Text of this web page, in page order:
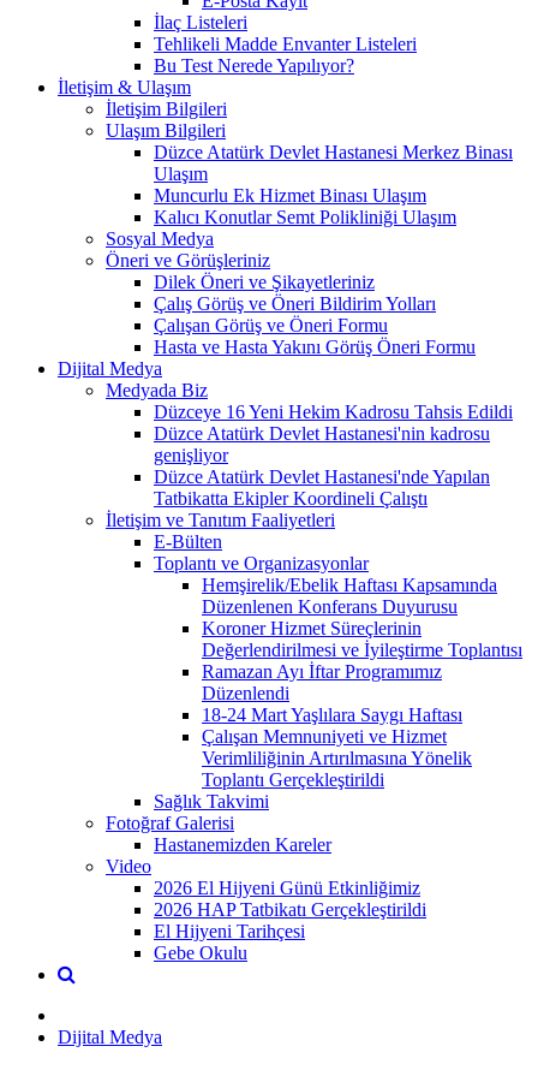
İlaç Listeleri
Tehlikeli Madde Envanter Listeleri
Bu Test Nerede Yapılıyor?
İletişim & Ulaşım
İletişim Bilgileri
Ulaşım Bilgileri
Düzce Atatürk Devlet Hastanesi Merkez Binası
Ulaşım
Muncurlu Ek Hizmet Binası Ulaşım
Kalıcı Konutlar Semt Polikliniği Ulaşım
Sosyal Medya
Öneri ve Görüşleriniz
Dilek Öneri ve Şikayetleriniz
Çalış Görüş ve Öneri Bildirim Yolları
Çalışan Görüş ve Öneri Formu
Hasta ve Hasta Yakını Görüş Öneri Formu
Dijital Medya
Medyada Biz
Düzceye 16 Yeni Hekim Kadrosu Tahsis Edildi
Düzce Atatürk Devlet Hastanesi'nin kadrosu
genişliyor
Düzce Atatürk Devlet Hastanesi'nde Yapılan
Tatbikatta Ekipler Koordineli Çalıştı
İletişim ve Tanıtım Faaliyetleri
E-Bülten
Toplantı ve Organizasyonlar
Hemşirelik/Ebelik Haftası Kapsamında
Düzenlenen Konferans Duyurusu
Koroner Hizmet Süreçlerinin
Değerlendirilmesi ve İyileştirme Toplantısı
Ramazan Ayı İftar Programımız
Düzenlendi
18-24 Mart Yaşlılara Saygı Haftası
Çalışan Memnuniyeti ve Hizmet
Verimliliğinin Artırılmasına Yönelik
Toplantı Gerçekleştirildi
Sağlık Takvimi
Fotoğraf Galerisi
Hastanemizden Kareler
Video
2026 El Hijyeni Günü Etkinliğimiz
2026 HAP Tatbikatı Gerçekleştirildi
El Hijyeni Tarihçesi
Gebe Okulu
Dijital Medya